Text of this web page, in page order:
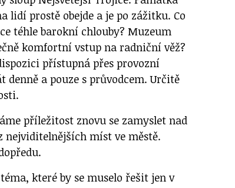
lidí prostě obejde a je po zážitku. Co
téhle barokní chlouby? Muzeum
komfortní vstup na radniční věž?
přístupná přes provozní
a pouze s průvodcem. Určitě
příležitost znovu se zamyslet nad
nejviditelnějších míst ve městě.
které by se muselo řešit jen v